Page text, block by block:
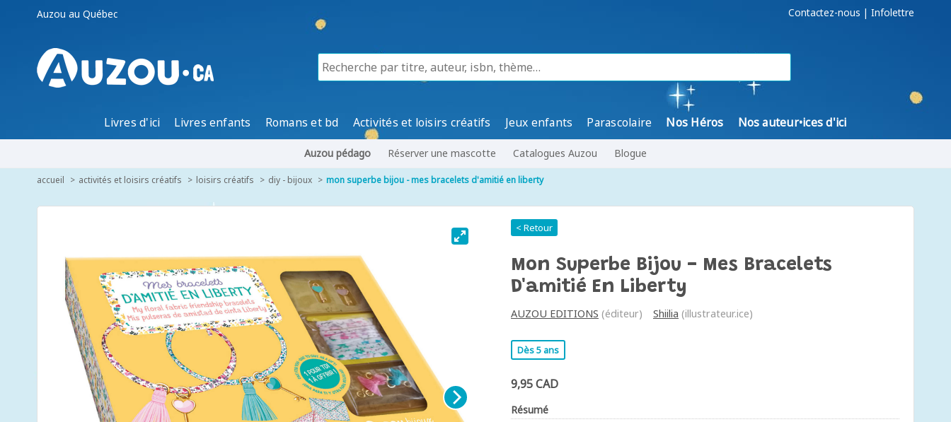
Auzou au Québec Contactez-nous | Infolettre
Livres d'ici Livres enfants Romans et bd Activités et loisirs créatifs Jeux enfants Parascolaire Nos Héros Nos auteur•ices d'ici
Auzou pédago Réserver une mascotte Catalogues Auzou Blogue
accueil activités et loisirs créatifs loisirs créatifs diy - bijoux mon superbe bijou - mes bracelets d'amitié en liberty
< Retour
Mon Superbe Bijou - Mes Bracelets
D'amitié En Liberty
AUZOU EDITIONS (éditeur) Shiilia (illustrateur.ice)
Dès 5 ans
9,95 CAD
Résumé